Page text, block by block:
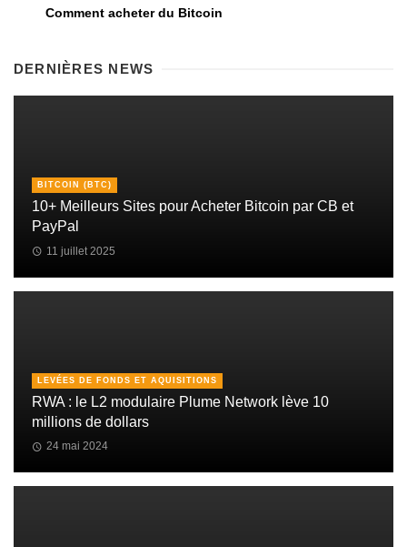
Comment acheter du Bitcoin
DERNIÈRES NEWS
BITCOIN (BTC)
10+ Meilleurs Sites pour Acheter Bitcoin par CB et
PayPal
11 juillet 2025
LEVÉES DE FONDS ET AQUISITIONS
RWA : le L2 modulaire Plume Network lève 10
millions de dollars
24 mai 2024